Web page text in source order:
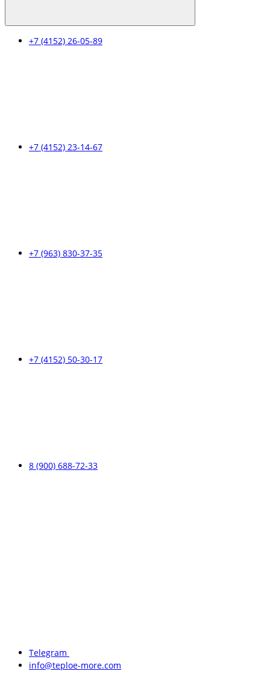
+7 (4152) 26-05-89
+7 (4152) 23-14-67
+7 (963) 830-37-35
+7 (4152) 50-30-17
8 (900) 688-72-33
Telegram
info@teploe-more.com